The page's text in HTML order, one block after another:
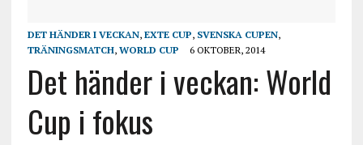
DET HÄNDER I VECKAN, EXTE CUP, SVENSKA CUPEN,
TRÄNINGSMATCH, WORLD CUP 6 OKTOBER, 2014
Det händer i veckan: World
Cup i fokus